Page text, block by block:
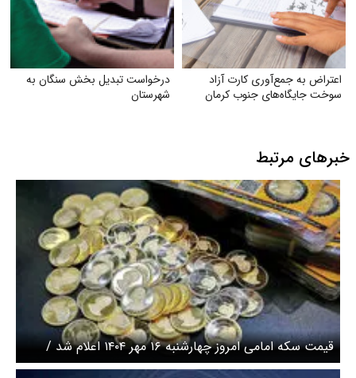
اعتراض به جمع‌آوری کارت آزاد
سوخت جایگاه‌های جنوب کرمان
درخواست تبدیل بخش سنگان به
شهرستان
خبرهای مرتبط
قیمت سکه امامی امروز چهارشنبه ۱۶ مهر ۱۴۰۴ اعلام شد /
سکه بالا رفت